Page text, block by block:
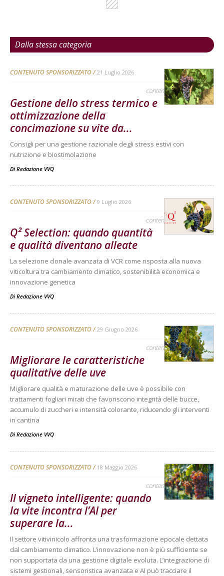
Dalla stessa categoria
CONTENUTO SPONSORIZZATO 21 Luglio 2026
contenuto sponsorizzato
Gestione dello stress termico e
ottimizzazione della
concimazione su vite da...
Consigli per una gestione razionale degli stress estivi con
nutrizione e biostimolazione
Di Redazione VVQ
CONTENUTO SPONSORIZZATO 9 Luglio 2026
contenuto sponsorizzato
Q² Selection: quando quantità
e qualità diventano alleate
La selezione clonale avanzata di VCR come risposta alla nuova
viticoltura tra cambiamento climatico, sostenibilità economica e
innovazione genetica
Di Redazione VVQ
CONTENUTO SPONSORIZZATO 29 Giugno 2026
contenuto sponsorizzato
Migliorare le caratteristiche
qualitative delle uve
Migliorare qualità e maturazione delle uve è possibile con
trattamenti fogliari mirati che favoriscono integrità delle bucce,
accumulo di zuccheri e intensità colorante, riducendo gli interventi
in cantina
Di Redazione VVQ
CONTENUTO SPONSORIZZATO 18 Maggio 2026
contenuto sponsorizzato
Il vigneto intelligente: quando
la vite incontra l’AI per
superare la...
Il settore vitivinicolo affronta una trasformazione epocale dettata
dal cambiamento climatico. L’innovazione non è più sufficiente se
non supportata da una gestione digitale evoluta. L’integrazione di
sistemi gestionali, sensoristica avanzata e AI può tracciare il